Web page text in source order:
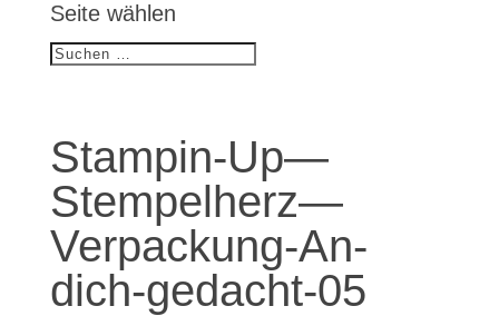
Seite wählen
Stampin-Up—
Stempelherz—
Verpackung-An-
dich-gedacht-05